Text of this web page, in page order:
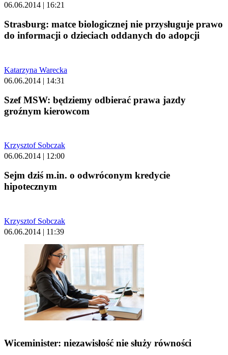
06.06.2014 | 16:21
Strasburg: matce biologicznej nie przysługuje prawo
do informacji o dzieciach oddanych do adopcji
Katarzyna Warecka
06.06.2014 | 14:31
Szef MSW: będziemy odbierać prawa jazdy
groźnym kierowcom
Krzysztof Sobczak
06.06.2014 | 12:00
Sejm dziś m.in. o odwróconym kredycie
hipotecznym
Krzysztof Sobczak
06.06.2014 | 11:39
Wiceminister: niezawisłość nie służy równości